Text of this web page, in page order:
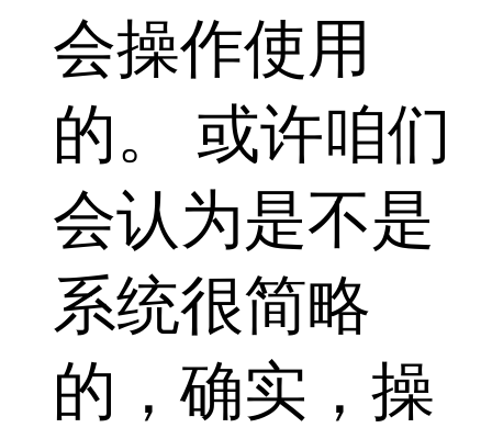
会操作使用
的。 或许咱们
会认为是不是
系统很简略
的，确实，操